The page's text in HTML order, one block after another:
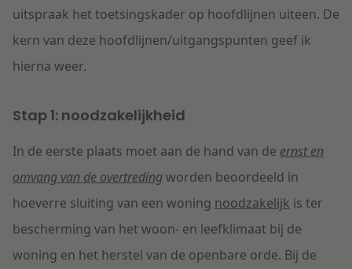
uitspraak het toetsingskader op hoofdlijnen uiteen. De
kern van deze hoofdlijnen/uitgangspunten geef ik
hierna weer.
Stap 1: noodzakelijkheid
In de eerste plaats moet aan de hand van de ernst en
omvang van de overtredingworden beoordeeld in
hoeverre sluiting van een woning noodzakelijk is ter
bescherming van het woon- en leefklimaat bij de
woning en het herstel van de openbare orde. Bij de